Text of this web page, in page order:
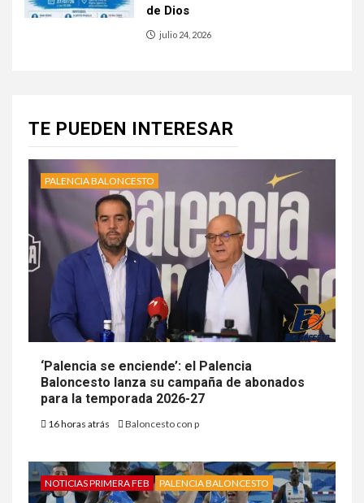
de Dios
julio 24, 2026
TE PUEDEN INTERESAR
PALENCIA BALONCESTO
‘Palencia se enciende’: el Palencia
Baloncesto lanza su campaña de abonados
para la temporada 2026-27
16 horas atrás Baloncesto con p
NOTICIAS PRIMERA FEB PALENCIA BALONCESTO